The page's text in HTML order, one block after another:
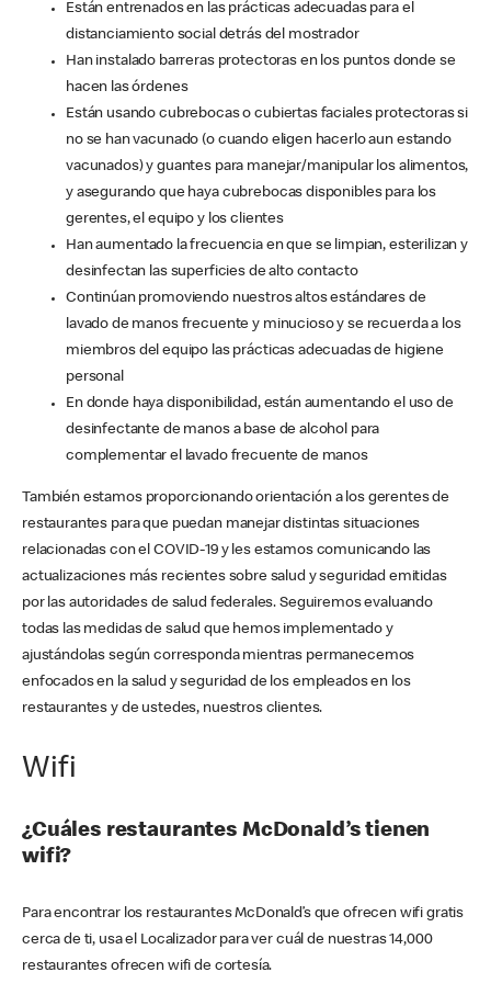
Están entrenados en las prácticas adecuadas para el
distanciamiento social detrás del mostrador
Han instalado barreras protectoras en los puntos donde se
hacen las órdenes
Están usando cubrebocas o cubiertas faciales protectoras si
no se han vacunado (o cuando eligen hacerlo aun estando
vacunados) y guantes para manejar/manipular los alimentos,
y asegurando que haya cubrebocas disponibles para los
gerentes, el equipo y los clientes
Han aumentado la frecuencia en que se limpian, esterilizan y
desinfectan las superficies de alto contacto
Continúan promoviendo nuestros altos estándares de
lavado de manos frecuente y minucioso y se recuerda a los
miembros del equipo las prácticas adecuadas de higiene
personal
En donde haya disponibilidad, están aumentando el uso de
desinfectante de manos a base de alcohol para
complementar el lavado frecuente de manos
También estamos proporcionando orientación a los gerentes de
restaurantes para que puedan manejar distintas situaciones
relacionadas con el COVID-19 y les estamos comunicando las
actualizaciones más recientes sobre salud y seguridad emitidas
por las autoridades de salud federales. Seguiremos evaluando
todas las medidas de salud que hemos implementado y
ajustándolas según corresponda mientras permanecemos
enfocados en la salud y seguridad de los empleados en los
restaurantes y de ustedes, nuestros clientes.
Wifi
¿Cuáles restaurantes McDonald’s tienen
wifi?
Para encontrar los restaurantes McDonald’s que ofrecen wifi gratis
cerca de ti, usa el Localizador para ver cuál de nuestras 14,000
restaurantes ofrecen wifi de cortesía.